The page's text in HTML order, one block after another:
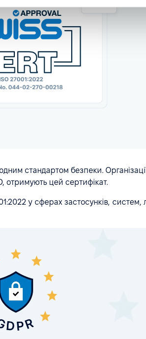
стандартом безпеки.
отримують цей сертифікат.
у сферах застосунків, систем,